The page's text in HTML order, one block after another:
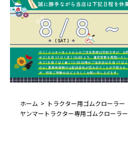
ホーム
トラクター用ゴムクローラー
ヤンマートラクター専用ゴムクローラー